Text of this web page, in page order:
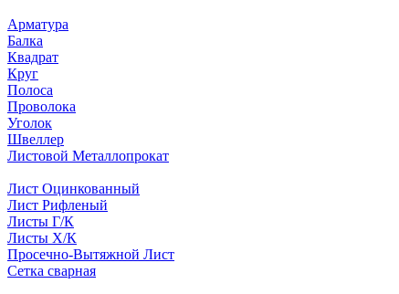
Арматура
Балка
Квадрат
Круг
Полоса
Проволока
Уголок
Швеллер
Листовой Металлопрокат
Лист Оцинкованный
Лист Рифленый
Листы Г/К
Листы Х/К
Просечно-Вытяжной Лист
Сетка сварная